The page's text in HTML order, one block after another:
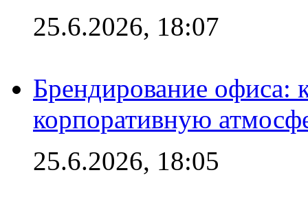
25.6.2026, 18:07
Брендирование офиса:
корпоративную
25.6.2026, 18:05